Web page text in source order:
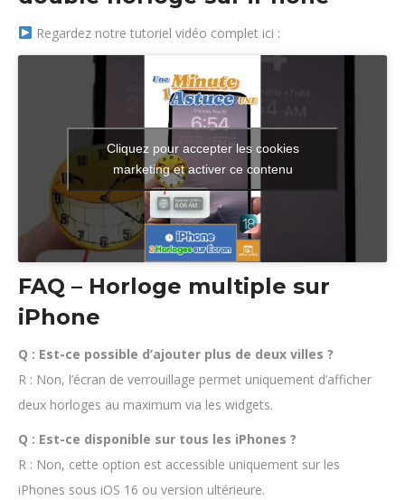
Regardez notre tutoriel vidéo complet ici :
Cliquez pour accepter les cookies
marketing et activer ce contenu
FAQ – Horloge multiple sur
iPhone
Q : Est-ce possible d’ajouter plus de deux villes ?
R : Non, l’écran de verrouillage permet uniquement d’afficher
deux horloges au maximum via les widgets.
Q : Est-ce disponible sur tous les iPhones ?
R : Non, cette option est accessible uniquement sur les
iPhones sous iOS 16 ou version ultérieure.